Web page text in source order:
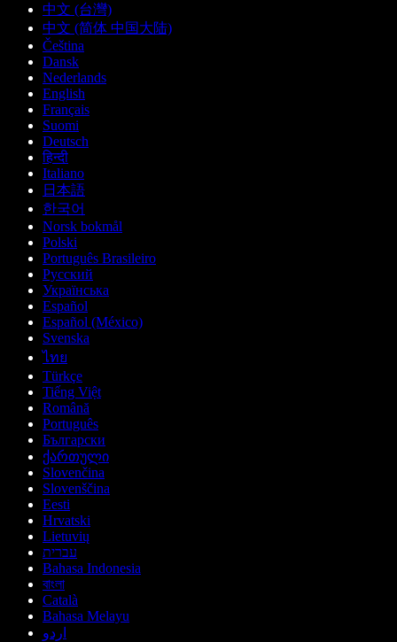
中文 (台灣)
中文 (简体 中国大陆)
Čeština
Dansk
Nederlands
English
Français
Suomi
Deutsch
हिन्दी
Italiano
日本語
한국어
Norsk bokmål
Polski
Português Brasileiro
Русский
Українська
Español
Español (México)
Svenska
ไทย
Türkçe
Tiếng Việt
Română
Português
Български
ქართული
Slovenčina
Slovenščina
Eesti
Hrvatski
Lietuvių
עברית
Bahasa Indonesia
বাংলা
Català
Bahasa Melayu
اردو